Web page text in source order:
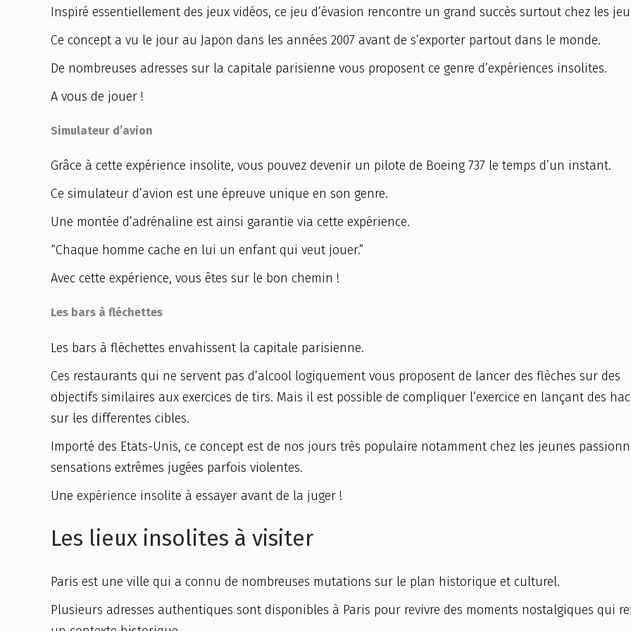
Inspiré essentiellement des jeux vidéos, ce jeu d’évasion rencontre un grand succès surtout chez les
Ce concept a vu le jour au Japon dans les années 2007 avant de s’exporter partout dans le monde.
De nombreuses adresses sur la capitale parisienne vous proposent ce genre d’expériences insolites.
A vous de jouer !
Simulateur d’avion
Grâce à cette expérience insolite, vous pouvez devenir un pilote de Boeing 737 le temps d’un instant.
Ce simulateur d’avion est une épreuve unique en son genre.
Une montée d’adrénaline est ainsi garantie via cette expérience.
“Chaque homme cache en lui un enfant qui veut jouer.”
Avec cette expérience, vous êtes sur le bon chemin !
Les bars à fléchettes
Les bars à fléchettes envahissent la capitale parisienne.
Ces restaurants qui ne servent pas d’alcool logiquement vous proposent de lancer des flèches sur des
objectifs similaires aux exercices de tirs. Mais il est possible de compliquer l’exercice en lançant des
sur les differentes cibles.
Importé des Etats-Unis, ce concept est de nos jours très populaire notamment chez les jeunes
sensations extrêmes jugées parfois violentes.
Une expérience insolite à essayer avant de la juger !
Les lieux insolites à visiter
Paris est une ville qui a connu de nombreuses mutations sur le plan historique et culturel.
Plusieurs adresses authentiques sont disponibles à Paris pour revivre des moments nostalgiques qui